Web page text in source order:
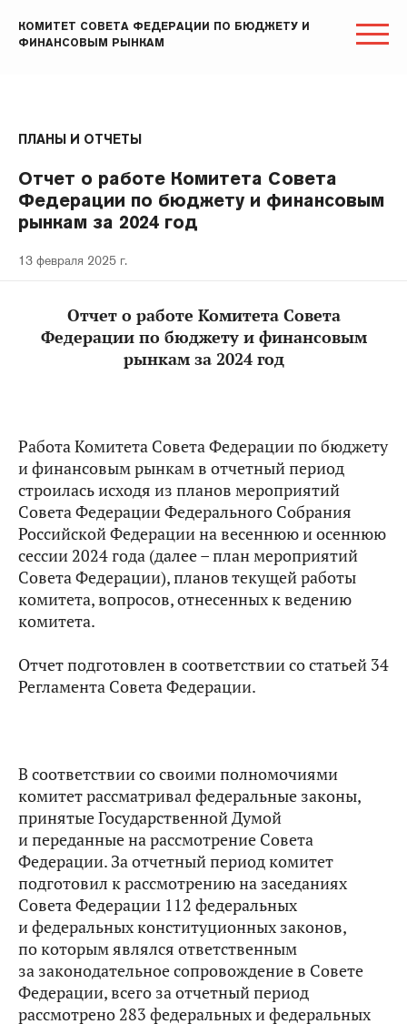
КОМИТЕТ СОВЕТА ФЕДЕРАЦИИ ПО БЮДЖЕТУ И
ФИНАНСОВЫМ РЫНКАМ
ПЛАНЫ И ОТЧЕТЫ
Отчет о работе Комитета Совета
Федерации по бюджету и финансовым
рынкам за 2024 год
13 февраля 2025 г.
Отчет о работе Комитета Совета
Федерации по бюджету и финансовым
рынкам за 2024 год
Работа Комитета Совета Федерации по бюджету
и финансовым рынкам в отчетный период
строилась исходя из планов мероприятий
Совета Федерации Федерального Собрания
Российской Федерации на весеннюю и осеннюю
сессии 2024 года (далее – план мероприятий
Совета Федерации), планов текущей работы
комитета, вопросов, отнесенных к ведению
комитета.
Отчет подготовлен в соответствии со статьей 34
Регламента Совета Федерации.
В соответствии со своими полномочиями
комитет рассматривал федеральные законы,
принятые Государственной Думой
и переданные на рассмотрение Совета
Федерации. За отчетный период комитет
подготовил к рассмотрению на заседаниях
Совета Федерации 112 федеральных
и федеральных конституционных законов,
по которым являлся ответственным
за законодательное сопровождение в Совете
Федерации, всего за отчетный период
рассмотрено 283 федеральных и федеральных